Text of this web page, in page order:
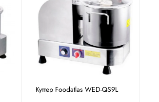
Куттер Foodatlas WED-QS9L